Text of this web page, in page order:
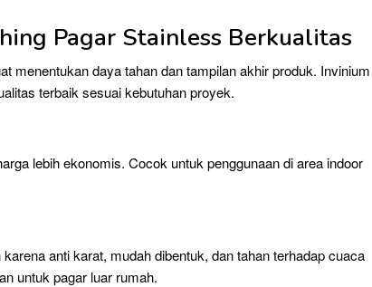
Pagar Stainless Berkualitas
menentukan daya tahan dan tampilan akhir produk. Invinium
terbaik sesuai kebutuhan proyek.
lebih ekonomis. Cocok untuk penggunaan di area indoor
anti karat, mudah dibentuk, dan tahan terhadap cuaca
untuk pagar luar rumah.